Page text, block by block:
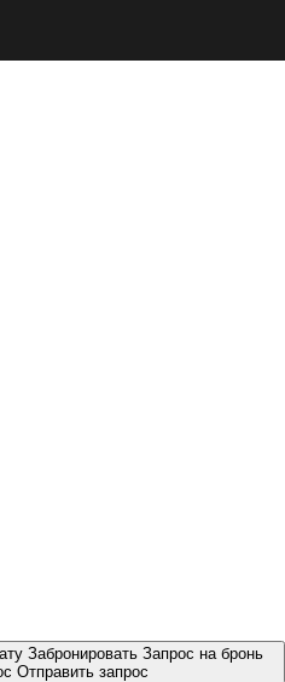
Забронировать Запрос на бронь
Отправить запрос